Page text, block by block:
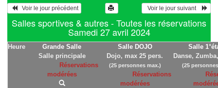
   Voir le jour précédent
  Voir le jour suivant
Salles sportives & autres - Toutes les réservations
Samedi 27 avril 2024
Heure
Grande Salle
Salle principale
Réservations
modérées
Salle DOJO
Dojo, max 25 pers.
(25 personnes max.)
Réservations
modérées
Salle
Danse,
(25